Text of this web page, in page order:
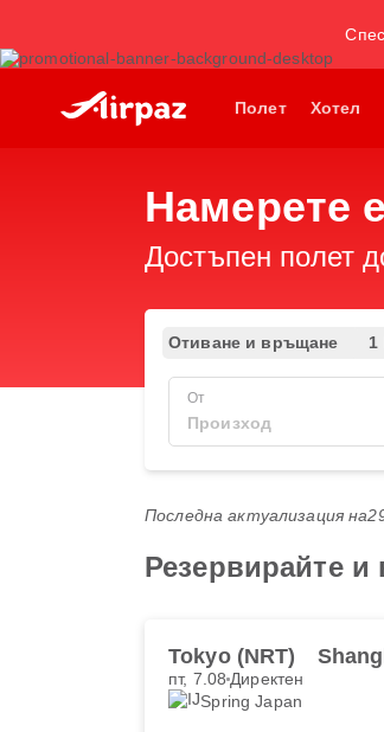
Полет Хотел
Намерете
Достъпен полет
Отиване и връщане 1
От
Последна актуализация на
Резервирайте
Tokyo (NRT)
пт, 7.08 Директен
Spring Japan